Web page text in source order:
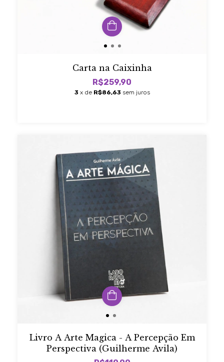
Carta na Caixinha
R$259,90
3 x de R$86,63 sem juros
Livro A Arte Magica - A Percepção Em
Perspectiva (Guilherme Avila)